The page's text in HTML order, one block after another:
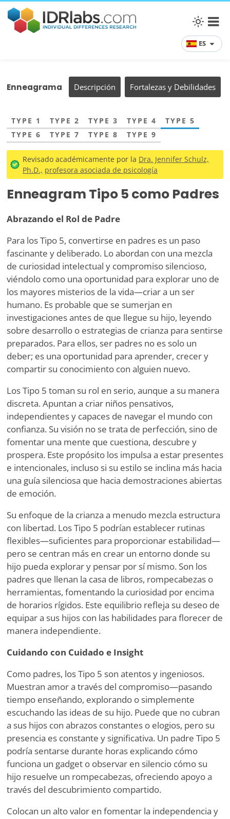
ES
Enneagrama Descripción Fortalezas y Debilidades
TYPE 1 TYPE 2 TYPE 3 TYPE 4
TYPE 5
TYPE 6
TYPE 7 TYPE 8 TYPE 9
Revisado académicamente por la Dra. Jennifer Schulz,
Ph.D., profesora asociada de psicología
Enneagram Tipo 5 como Padres
Abrazando el Rol de Padre
Para los Tipo 5, convertirse en padres es un paso
fascinante y deliberado. Lo abordan con una mezcla
de curiosidad intelectual y compromiso silencioso,
viéndolo como una oportunidad para explorar uno de
los mayores misterios de la vida—criar a un ser
humano. Es probable que se sumerjan en
investigaciones antes de que llegue su hijo, leyendo
sobre desarrollo o estrategias de crianza para sentirse
preparados. Para ellos, ser padres no es solo un
deber; es una oportunidad para aprender, crecer y
compartir su conocimiento con alguien nuevo.
Los Tipo 5 toman su rol en serio, aunque a su manera
discreta. Apuntan a criar niños pensativos,
independientes y capaces de navegar el mundo con
confianza. Su visión no se trata de perfección, sino de
fomentar una mente que cuestiona, descubre y
prospera. Este propósito los impulsa a estar presentes
e intencionales, incluso si su estilo se inclina más hacia
una guía silenciosa que hacia demostraciones abiertas
de emoción.
Su enfoque de la crianza a menudo mezcla estructura
con libertad. Los Tipo 5 podrían establecer rutinas
flexibles—suficientes para proporcionar estabilidad—
pero se centran más en crear un entorno donde su
hijo pueda explorar y pensar por sí mismo. Son los
padres que llenan la casa de libros, rompecabezas o
herramientas, fomentando la curiosidad por encima
de horarios rígidos. Este equilibrio refleja su deseo de
equipar a sus hijos con las habilidades para florecer de
manera independiente.
Cuidando con Cuidado e Insight
Como padres, los Tipo 5 son atentos y ingeniosos.
Muestran amor a través del compromiso—pasando
tiempo enseñando, explorando o simplemente
escuchando las ideas de su hijo. Puede que no cubran
a sus hijos con abrazos constantes o elogios, pero su
presencia es constante y significativa. Un padre Tipo 5
podría sentarse durante horas explicando cómo
funciona un gadget o observar en silencio cómo su
hijo resuelve un rompecabezas, ofreciendo apoyo a
través del descubrimiento compartido.
Colocan un alto valor en fomentar la independencia y